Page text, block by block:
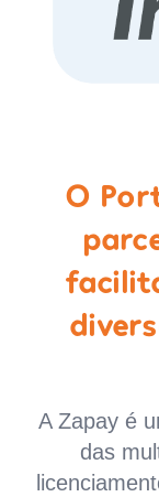
O
A Zapay é
das